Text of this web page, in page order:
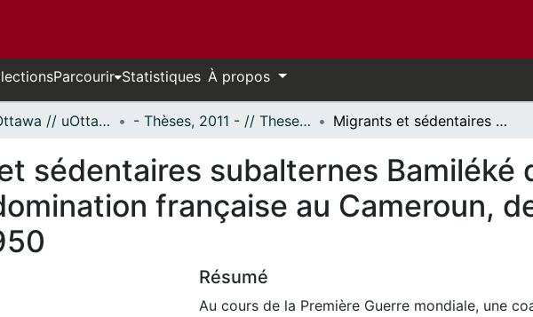
Parcourir Statistiques À propos
Thèses uOttawa // uOttawa Theses - Thèses, 2011 - // Theses, 2011 - Migrants et sédentaires subalternes Bamiléké dans la résistance face à la domination française au Cameroun, des années 1940 aux années 1950
sédentaires subalternes Bamiléké
française au Cameroun,
Résumé
Au cours de la Première Guerre mondiale, une